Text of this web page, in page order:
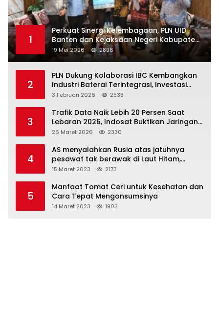
1
Perkuat Sinergi Kelembagaan, PLN UID
Banten dan Kejaksaan Negeri Kabupaten
Tangerang Kolaborasi Dukung Pelayanan
Publik
19 Mei 2026 2896
2
PLN Dukung Kolaborasi IBC Kembangkan
Industri Baterai Terintegrasi, Investasi
Capai USD 6 Miliar
3 Februari 2026 2533
3
Trafik Data Naik Lebih 20 Persen Saat
Lebaran 2026, Indosat Buktikan Jaringan
Tangguh Layani Jutaan Pemudik
26 Maret 2026 2330
4
AS menyalahkan Rusia atas jatuhnya
pesawat tak berawak di Laut Hitam,
Moskow menyangkal
15 Maret 2023 2173
5
Manfaat Tomat Ceri untuk Kesehatan dan
Cara Tepat Mengonsumsinya
14 Maret 2023 1903